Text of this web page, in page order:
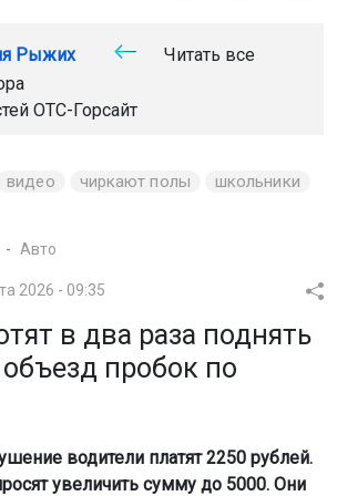
Рыжих
Читать все
ОТС-Горсайт
видео чиркают полы
школьники
Авто
2026 - 09:35
в два раза поднять
пробок по
водители платят 2250 рублей.
увеличить сумму до 5000. Они